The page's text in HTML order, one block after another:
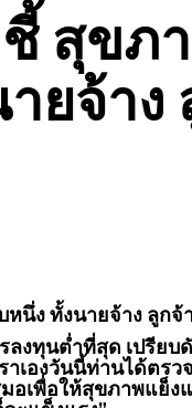
ชี้ สุขภ
ยจ้าง
นึ่ง ทั้งนายจ้าง ลูก
ลงทุนต่ำที่สุด เปรีย
เองวันนี้ท่านได้ตร
เพื่อให้สุขภาพแย็ง